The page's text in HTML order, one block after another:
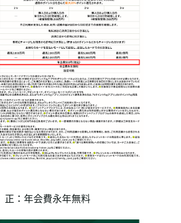
正：年会費永年無料